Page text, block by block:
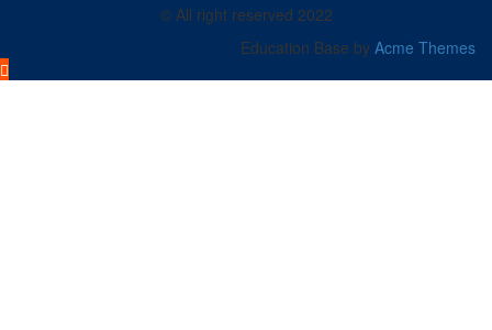
© All right reserved 2022
Education Base by Acme Themes